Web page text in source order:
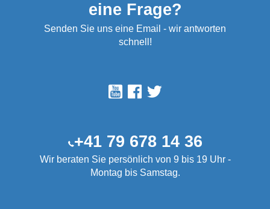
eine Frage?
Senden Sie uns eine Email - wir antworten
schnell!
+41 79 678 14 36
Wir beraten Sie persönlich von 9 bis 19 Uhr -
Montag bis Samstag.